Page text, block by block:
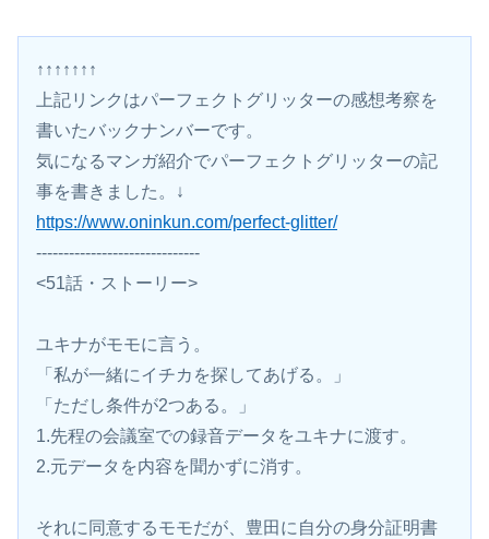
↑↑↑↑↑↑↑
上記リンクはパーフェクトグリッターの感想考察を
書いたバックナンバーです。
気になるマンガ紹介でパーフェクトグリッターの記
事を書きました。↓
https://www.oninkun.com/perfect-glitter/
------------------------------
<51話・ストーリー>
ユキナがモモに言う。
「私が一緒にイチカを探してあげる。」
「ただし条件が2つある。」
1.先程の会議室での録音データをユキナに渡す。
2.元データを内容を聞かずに消す。
それに同意するモモだが、豊田に自分の身分証明書